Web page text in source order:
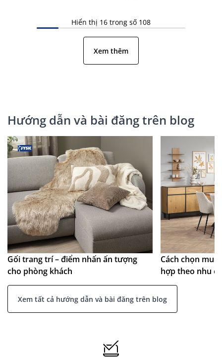
Hiển thị 16 trong số 108
Xem thêm
Hướng dẫn và bài đăng trên blog
Gối trang trí – điểm nhấn ấn tượng
cho phòng khách
Cách chọn
hợp theo nhu
Xem tất cả hướng dẫn và bài đăng trên blog